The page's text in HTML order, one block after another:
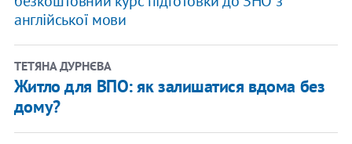
англійської мови
ТЕТЯНА ДУРНЄВА
Житло для ВПО: як залишатися вдома без
дому?